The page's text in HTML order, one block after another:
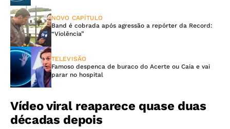
NOVO CAPÍTULO
Band é cobrada após agressão a repórter da Record:
“Violência”
TELEVISÃO
Famoso despenca de buraco do Acerte ou Caia e vai
parar no hospital
Vídeo viral reaparece quase duas
décadas depois